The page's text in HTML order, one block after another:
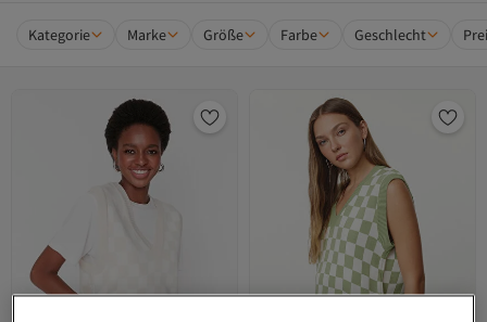
Kategorie Marke Größe Farbe Geschlecht